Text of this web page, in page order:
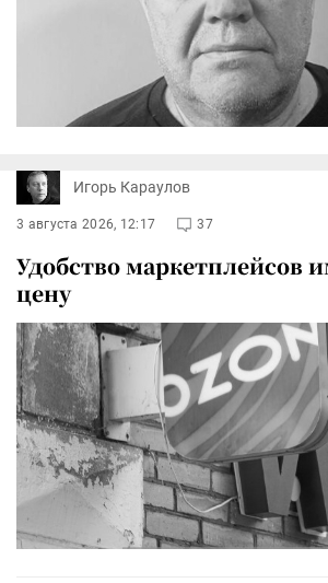
Игорь Караулов
3 августа 2026, 12:17 37
Удобство маркетплейсов
цену